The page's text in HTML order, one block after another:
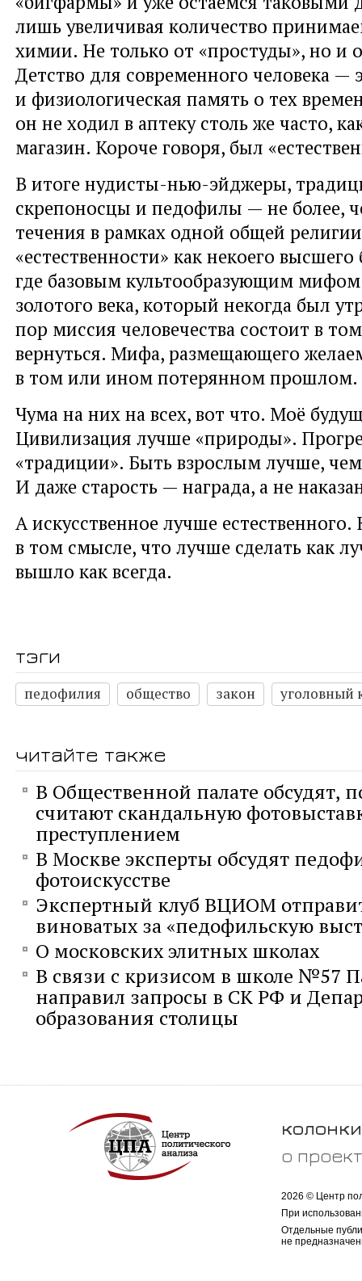
лишь увеличивая количество
химии. Не только от «простуды», но и
Детство для современного человека —
и физиологическая память о тех
он не ходил в аптеку столь же часто,
магазин. Короче говоря, был
В итоге нудисты-нью-эйджеры,
скрепоносцы и педофилы — не более,
течения в рамках одной общей
«естественности» как некоего высшего
где базовым культообразующим мифом
золотого века, который некогда был
пор миссия человечества состоит в
вернуться. Мифа, размещающего
в том или ином потерянном прошлом.
Чума на них на всех, вот что. Моё
Цивилизация лучше «природы».
«традиции». Быть взрослым лучше,
И даже старость — награда, а не
А искусственное лучше
в том смысле, что лучше сделать как
вышло как всегда.
тэги
педофилия общество закон уголовный
читайте также
В Общественной палате обсудят,
считают скандальную
преступлением
В Москве эксперты обсудят
фотоискусстве
Экспертный клуб ВЦИОМ
виноватых за «педофильскую
О московских элитных школах
В связи с кризисом в школе №57
направил запросы в СК РФ и
образования столицы
колонки
о
2026 © Центр
При
Отдельные
не